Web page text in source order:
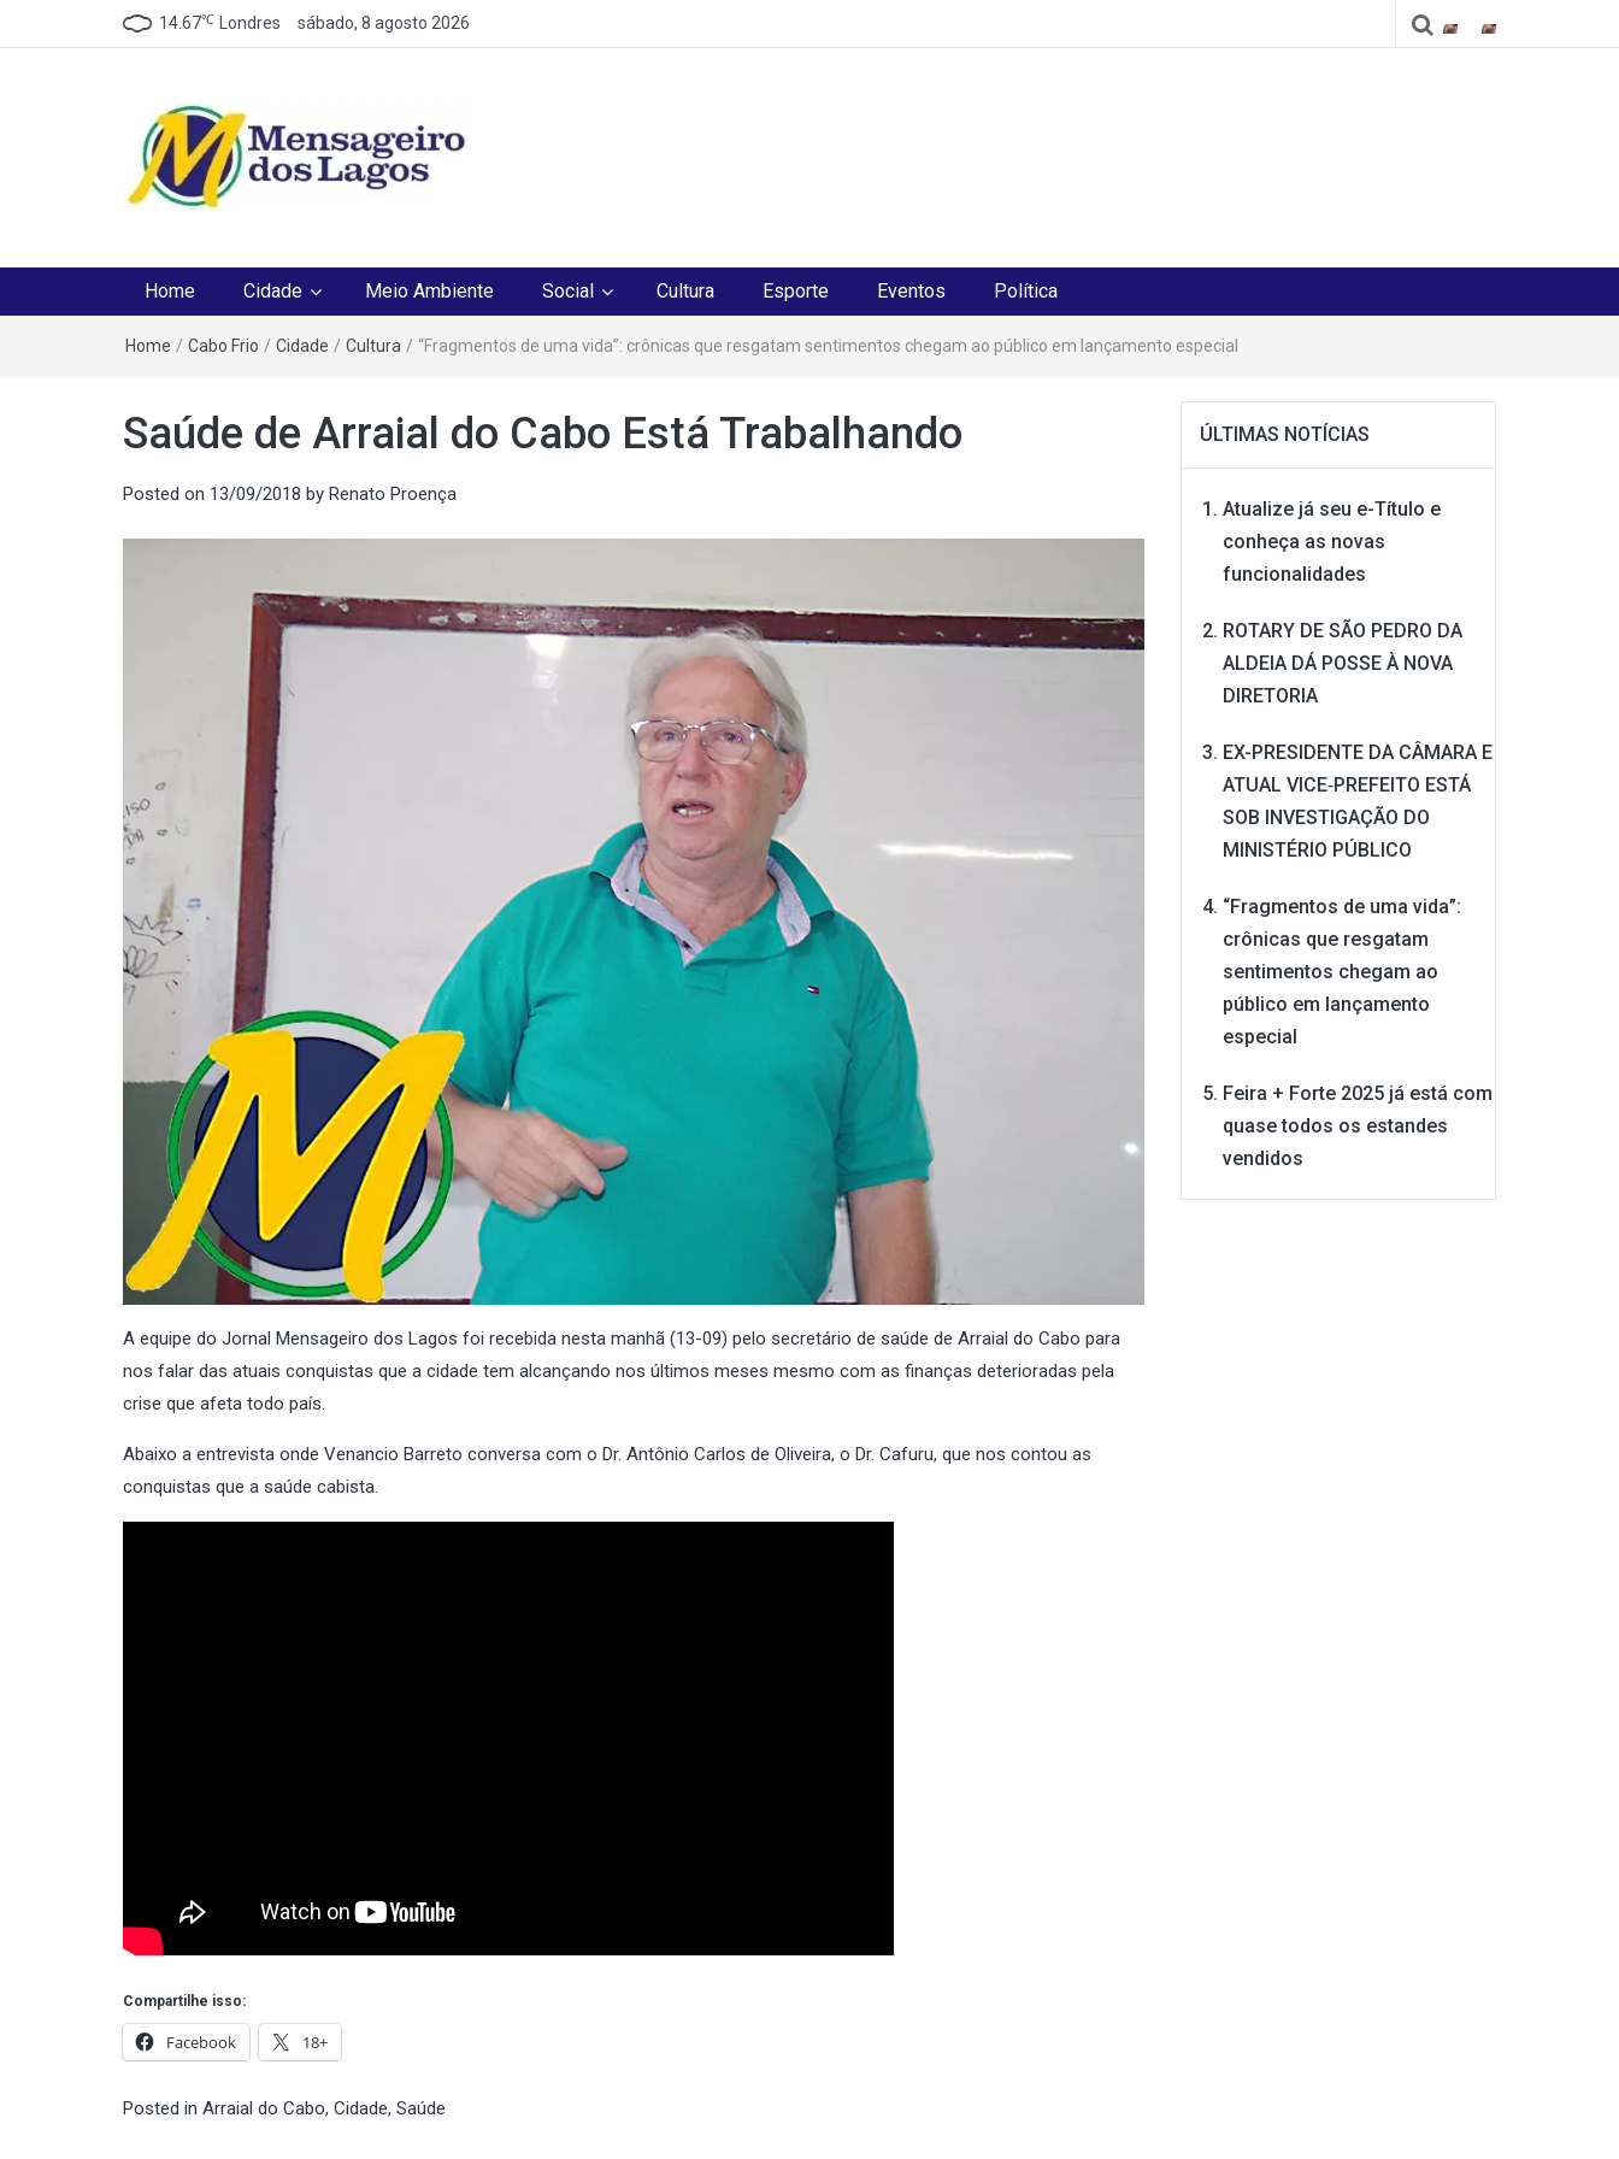
14.67℃ Londres sábado, 8 agosto 2026 Cidade
Home Cidade Meio Ambiente Social Cultura Esporte Eventos Política
Home / Cabo Frio / Cidade / Cultura / “Fragmentos de uma vida”: crônicas que resgatam sentimentos chegam ao público em lançamento especial
Saúde de Arraial do Cabo Está Trabalhando
Posted on 13/09/2018 by Renato Proença
A equipe do Jornal Mensageiro dos Lagos foi recebida nesta manhã (13-09) pelo secretário de saúde de Arraial do Cabo para
nos falar das atuais conquistas que a cidade tem alcançando nos últimos meses mesmo com as finanças deterioradas pela
crise que afeta todo país.
Abaixo a entrevista onde Venancio Barreto conversa com o Dr. Antônio Carlos de Oliveira, o Dr. Cafuru, que nos contou as
conquistas que a saúde cabista.
Compartilhe isso:
Facebook 18+
Posted in Arraial do Cabo, Cidade, Saúde
ÚLTIMAS NOTÍCIAS
Atualize já seu e-Título e
conheça as novas
funcionalidades
ROTARY DE SÃO PEDRO DA
ALDEIA DÁ POSSE À NOVA
DIRETORIA
EX-PRESIDENTE DA CÂMARA E
ATUAL VICE‑PREFEITO ESTÁ
SOB INVESTIGAÇÃO DO
MINISTÉRIO PÚBLICO
“Fragmentos de uma vida”:
crônicas que resgatam
sentimentos chegam ao
público em lançamento
especial
Feira + Forte 2025 já está com
quase todos os estandes
vendidos